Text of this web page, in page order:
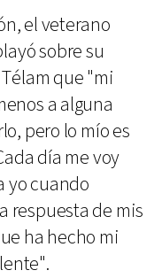
el veterano
sobre su
que "mi
a alguna
pero lo mío es
día me voy
yo cuando
respuesta de mis
ha hecho mi